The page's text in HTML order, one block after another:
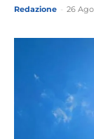
Redazione 26